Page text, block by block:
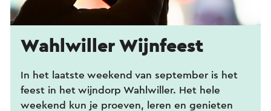
Wahlwiller Wijnfeest
In het laatste weekend van september is het
feest in het wijndorp Wahlwiller. Het hele
weekend kun je proeven, leren en genieten